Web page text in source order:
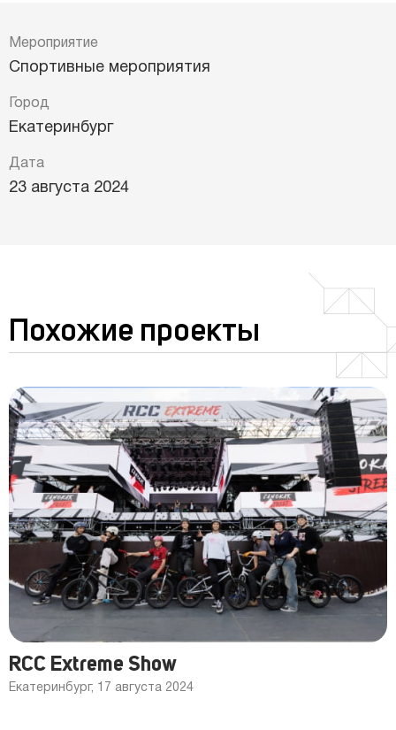
Мероприятие
Спортивные мероприятия
Город
Екатеринбург
Дата
23 августа 2024
Похожие проекты
RCC Extreme Show
Екатеринбург, 17 августа 2024